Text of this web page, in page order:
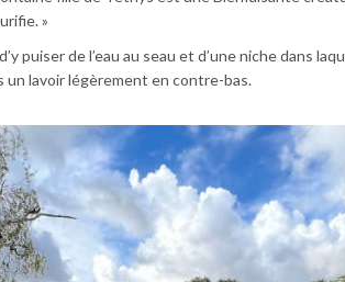
»
puiser de l’eau au seau et d’une niche dans
un lavoir légèrement en contre-bas.